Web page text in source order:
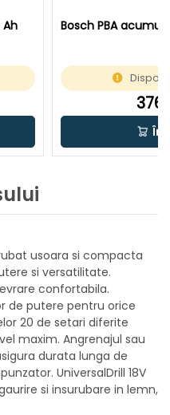
Ah Bosch PBA
376
În
usoara si compacta
si versatilitate.
confortabila.
de putere pentru orice
20 de setari diferite
maxim. Angrenajul sau
durata lunga de
UniversalDrill 18V
si insurubare in lemn,